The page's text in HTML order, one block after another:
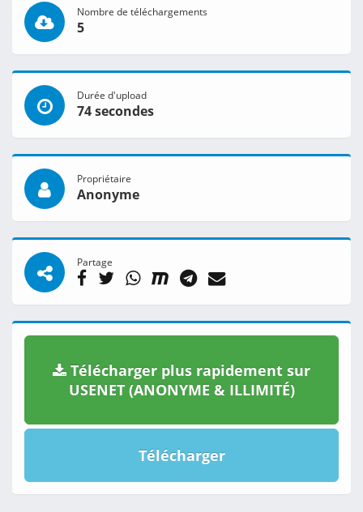
Nombre de téléchargements
5
Durée d'upload
74 secondes
Propriétaire
Anonyme
Partage
Télécharger plus rapidement sur
USENET (ANONYME & ILLIMITÉ)
Télécharger